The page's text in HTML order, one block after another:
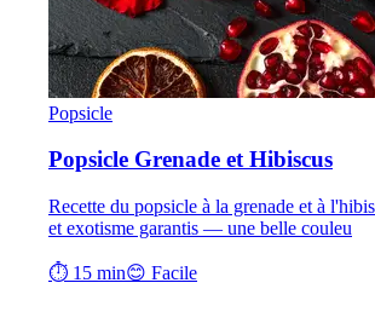
Popsicle
Popsicle Grenade et Hibiscus
Recette du popsicle à la grenade et à
et exotisme garantis — une belle couleu
⏱ 15 min😊 Facile